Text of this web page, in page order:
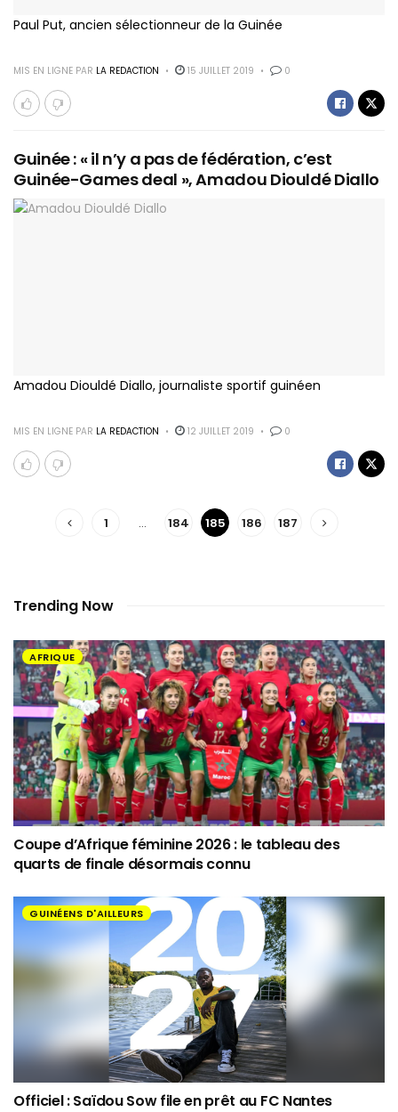
Paul Put, ancien sélectionneur de la Guinée
MIS EN LIGNE PAR LA REDACTION 15 JUILLET 2019 0
Guinée : « il n’y a pas de fédération, c’est
Guinée-Games deal », Amadou Diouldé Diallo
Amadou Diouldé Diallo, journaliste sportif guinéen
MIS EN LIGNE PAR LA REDACTION 12 JUILLET 2019 0
1 … 184 185 186 187
Trending Now
AFRIQUE
Coupe d’Afrique féminine 2026 : le tableau des
quarts de finale désormais connu
GUINÉENS D'AILLEURS
Officiel : Saïdou Sow file en prêt au FC Nantes